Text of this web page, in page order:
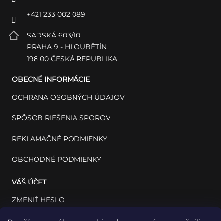
+421 233 002 089
SADSKÁ 603/10
PRAHA 9 - HLOUBĚTÍN
198 00 ČESKÁ REPUBLIKA
OBECNÉ INFORMÁCIE
OCHRANA OSOBNÝCH ÚDAJOV
SPÔSOB RIEŠENIA SPOROV
REKLAMAČNÉ PODMIENKY
OBCHODNÉ PODMIENKY
VÁŠ ÚČET
ZMENIŤ HESLO